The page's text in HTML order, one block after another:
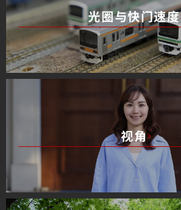
光圈与快门速度
视角